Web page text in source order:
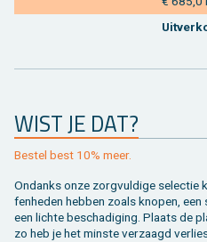
WIST JE DAT?
Be­stel best 10% meer.
On­danks onze zorg­vul­di­ge se­lec­tie
fen­he­den heb­ben zoals kno­pen, een
een lich­te be­scha­di­ging. Plaats de
zo heb je het min­ste ver­zaagd